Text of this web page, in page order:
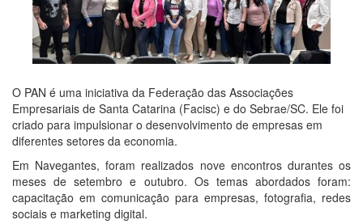
O PAN é uma iniciativa da Federação das Associações
Empresariais de Santa Catarina (Facisc) e do Sebrae/SC. Ele foi
criado para impulsionar o desenvolvimento de empresas em
diferentes setores da economia.
Em Navegantes, foram realizados nove encontros durantes os
meses de setembro e outubro. Os temas abordados foram:
capacitação em comunicação para empresas, fotografia, redes
sociais e marketing digital.